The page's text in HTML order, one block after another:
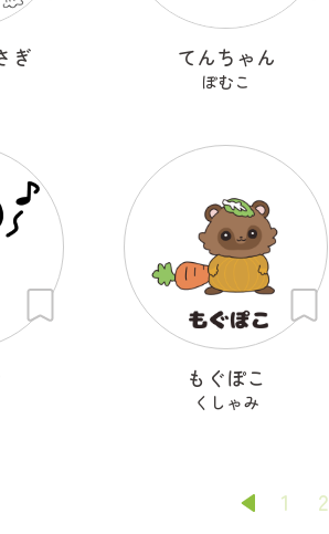
ぎ てんちゃん
ぽむこ
もぐぽこ
くしゃみ
1 2